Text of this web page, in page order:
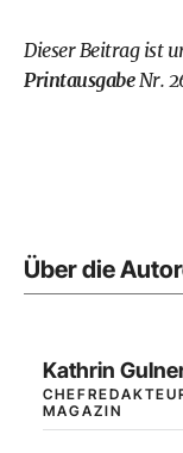
Dieser Beitrag ist
PrintausgabeNr.
Über die
Kathrin
MAGAZIN